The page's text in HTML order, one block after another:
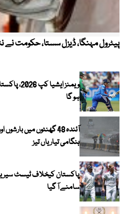
پیٹرول مہنگا، ڈیزل سستا، حکومت نے
ویمنز
ہو گا
آئندہ 48 گھنٹوں میں
ہنگامی تیاریاں تیز
سامنے آ گیا